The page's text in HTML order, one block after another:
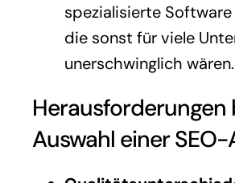
spezialisierte Software
die sonst für viele
unerschwinglich wären.
Herausforderungen
Auswahl einer